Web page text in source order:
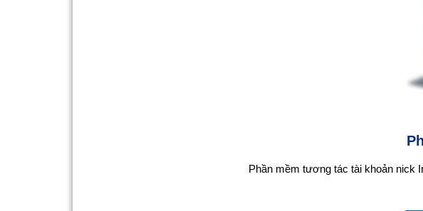
Phần mềm tương tác tài khoản nick